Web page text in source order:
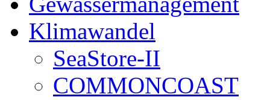
Klimawandel
SeaStore-II
COMMONCOAST